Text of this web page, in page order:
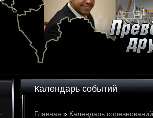
Календарь событий
Главная » Календарь соревнований